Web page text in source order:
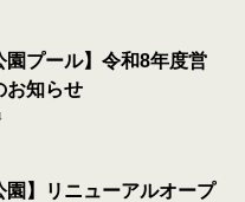
園プール】令和8年度営
お知らせ
園】リニューアルオープ